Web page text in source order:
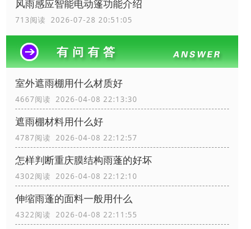
风雨感应智能电动篷功能介绍
713阅读 2026-07-28 20:51:05
室外遮雨棚用什么材质好
4667阅读 2026-04-08 22:13:30
遮雨棚材料用什么好
4787阅读 2026-04-08 22:12:57
怎样判断重庆膜结构雨蓬的好坏
4302阅读 2026-04-08 22:12:10
伸缩雨蓬的面料一般用什么
4322阅读 2026-04-08 22:11:55